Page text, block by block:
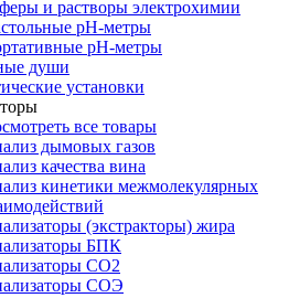
и растворы электрохимии
рН-метры
рН-метры
души
установки
все товары
дымовых газов
качества вина
кинетики межмолекулярных
(экстракторы) жира
БПК
СО2
СОЭ